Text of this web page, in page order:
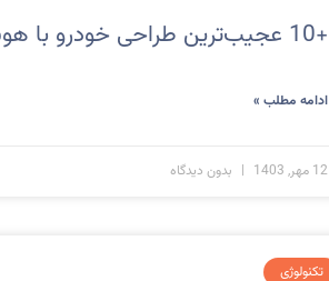
+10 عجیب‌ترین طراحی خودرو با هوش مصنوعی!
ادامه مطلب »
12 مهر, 1403 بدون دیدگاه
تکنولوژی